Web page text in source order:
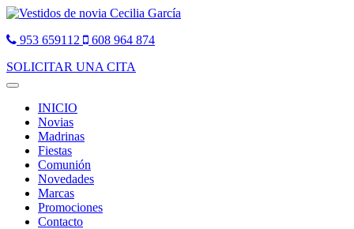
953 659112
608 964 874
SOLICITAR UNA CITA
Toggle
navigationINICIO
Novias
Madrinas
Fiestas
Comunión
Novedades
Marcas
Promociones
Contacto